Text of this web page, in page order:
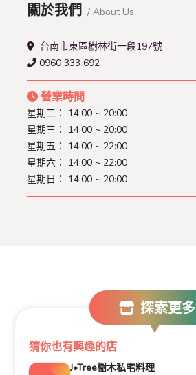
關於我們 / About Us
台南市東區樹林街一段197號
0960 333 692
營業時間
星期二： 14:00 ~ 20:00
星期三： 14:00 ~ 20:00
星期五： 14:00 ~ 22:00
星期六： 14:00 ~ 22:00
星期日： 14:00 ~ 20:00
探索更多
猜你也有興趣的店
J•Tree樹木私宅料理